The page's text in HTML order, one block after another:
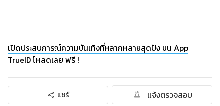
เปิดประสบการณ์ความบันเทิงที่หลากหลายสุดปัง บน App
TrueID โหลดเลย ฟรี !
แชร์ แจ้งตรวจสอบ